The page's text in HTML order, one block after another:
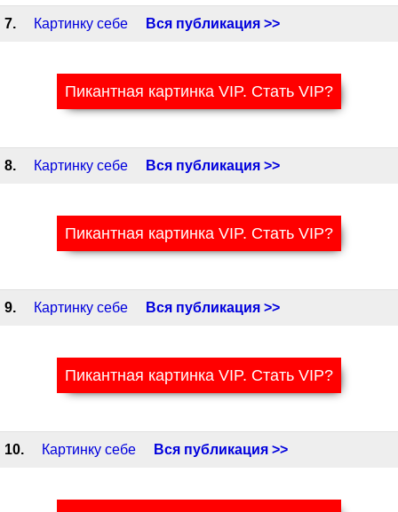
7. Картинку себе Вся публикация >>
Пикантная картинка VIP. Стать VIP?
8. Картинку себе Вся публикация >>
Пикантная картинка VIP. Стать VIP?
9. Картинку себе Вся публикация >>
Пикантная картинка VIP. Стать VIP?
10. Картинку себе Вся публикация >>